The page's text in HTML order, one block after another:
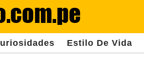
Estilo De Vida